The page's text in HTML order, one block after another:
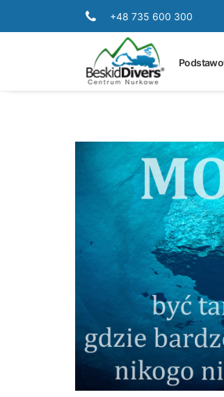
+48 735 600 300